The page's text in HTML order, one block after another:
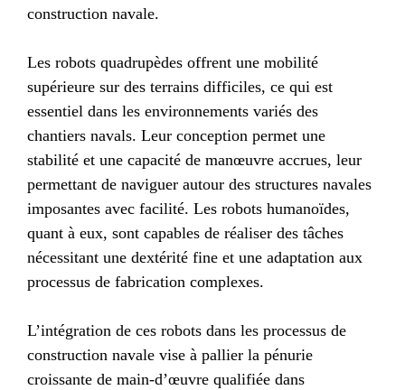
construction navale.
Les robots quadrupèdes offrent une mobilité
supérieure sur des terrains difficiles, ce qui est
essentiel dans les environnements variés des
chantiers navals. Leur conception permet une
stabilité et une capacité de manœuvre accrues, leur
permettant de naviguer autour des structures navales
imposantes avec facilité. Les robots humanoïdes,
quant à eux, sont capables de réaliser des tâches
nécessitant une dextérité fine et une adaptation aux
processus de fabrication complexes.
L’intégration de ces robots dans les processus de
construction navale vise à pallier la pénurie
croissante de main-d’œuvre qualifiée dans